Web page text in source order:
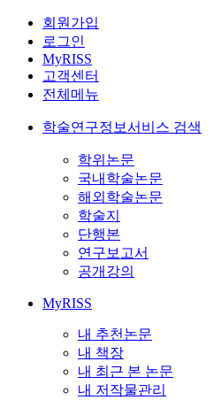
회원가입
로그인
MyRISS
고객센터
전체메뉴
학술연구정보서비스 검색
학위논문
국내학술논문
해외학술논문
학술지
단행본
연구보고서
공개강의
MyRISS
내 추천논문
내 책장
내 최근 본 논문
내 저작물관리